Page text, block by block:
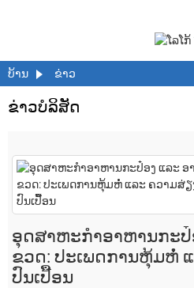
ບ້ານ ຂ່າວ
ຂ່າວບໍລິສັດ
ອຸດສາຫະກຳອາຫານກະປ໋
ຂວດ: ປະເພດການຫຸ້ມຫໍ່
ປົນເປື້ອນ